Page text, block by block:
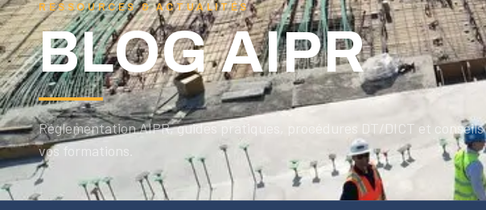
RESSOURCES & ACTUALITÉS
BLOG AIPR
Réglementation AIPR, guides pratiques, procédures DT/DICT et
vos formations.